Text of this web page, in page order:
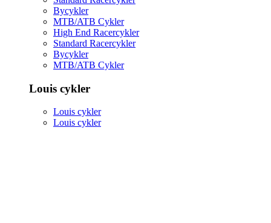
Bycykler
MTB/ATB Cykler
High End Racercykler
Standard Racercykler
Bycykler
MTB/ATB Cykler
Louis cykler
Louis cykler
Louis cykler